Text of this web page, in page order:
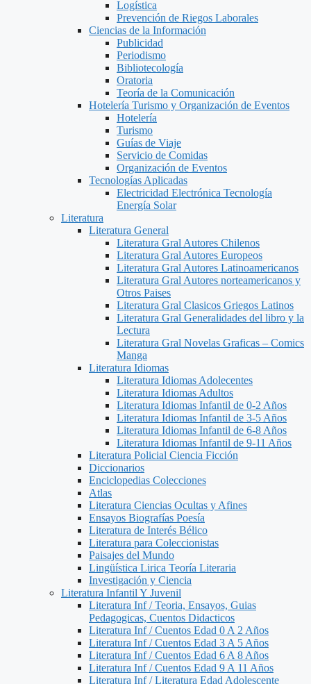
Logística
Prevención de Riegos Laborales
Ciencias de la Información
Publicidad
Periodismo
Bibliotecología
Oratoria
Teoría de la Comunicación
Hotelería Turismo y Organización de Eventos
Hotelería
Turismo
Guías de Viaje
Servicio de Comidas
Organización de Eventos
Tecnologías Aplicadas
Electricidad Electrónica Tecnología
Energía Solar
Literatura
Literatura General
Literatura Gral Autores Chilenos
Literatura Gral Autores Europeos
Literatura Gral Autores Latinoamericanos
Literatura Gral Autores norteamericanos y
Otros Paises
Literatura Gral Clasicos Griegos Latinos
Literatura Gral Generalidades del libro y la
Lectura
Literatura Gral Novelas Graficas – Comics
Manga
Literatura Idiomas
Literatura Idiomas Adolecentes
Literatura Idiomas Adultos
Literatura Idiomas Infantil de 0-2 Años
Literatura Idiomas Infantil de 3-5 Años
Literatura Idiomas Infantil de 6-8 Años
Literatura Idiomas Infantil de 9-11 Años
Literatura Policial Ciencia Ficción
Diccionarios
Enciclopedias Colecciones
Atlas
Literatura Ciencias Ocultas y Afines
Ensayos Biografías Poesía
Literatura de Interés Bélico
Literatura para Coleccionistas
Paisajes del Mundo
Lingüística Lirica Teoría Literaria
Investigación y Ciencia
Literatura Infantil Y Juvenil
Literatura Inf / Teoria, Ensayos, Guias
Pedagogicas, Cuentos Didacticos
Literatura Inf / Cuentos Edad 0 A 2 Años
Literatura Inf / Cuentos Edad 3 A 5 Años
Literatura Inf / Cuentos Edad 6 A 8 Años
Literatura Inf / Cuentos Edad 9 A 11 Años
Literatura Inf / Literatura Edad Adolescente